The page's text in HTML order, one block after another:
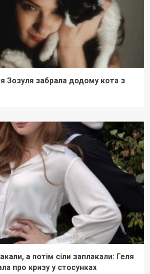
Зозуля забрала додому кота з
а потім сіли заплакали: Геля
про кризу у стосунках